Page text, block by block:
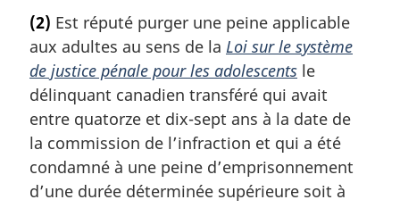
t
e
m
a
g
i
n
a
(2) Est réputé purger une peine applicable
aux adultes au sens de la Loi sur le système
de justice pénale pour les adolescents le
délinquant canadien transféré qui avait
entre quatorze et dix-sept ans à la date de
la commission de l’infraction et qui a été
condamné à une peine d’emprisonnement
d’une durée déterminée supérieure soit à